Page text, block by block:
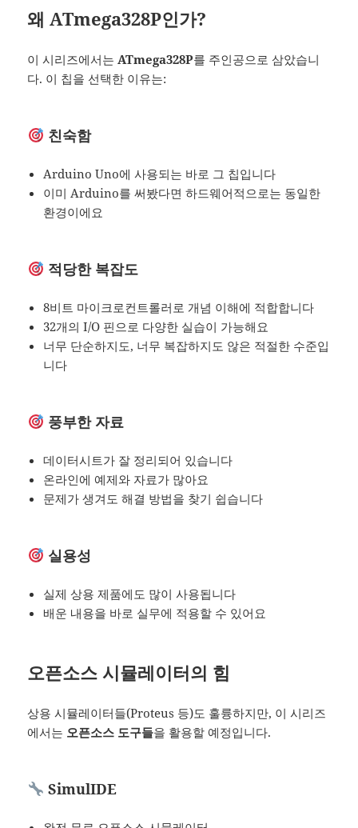
왜 ATmega328P인가?
이 시리즈에서는ATmega328P를 주인공으로 삼았습니
다. 이 칩을 선택한 이유는:
친숙함
Arduino Uno에 사용되는 바로 그 칩입니다
이미 Arduino를 써봤다면 하드웨어적으로는 동일한
환경이에요
적당한 복잡도
8비트 마이크로컨트롤러로 개념 이해에 적합합니다
32개의 I/O 핀으로 다양한 실습이 가능해요
너무 단순하지도, 너무 복잡하지도 않은 적절한 수준입
니다
풍부한 자료
데이터시트가 잘 정리되어 있습니다
온라인에 예제와 자료가 많아요
문제가 생겨도 해결 방법을 찾기 쉽습니다
실용성
실제 상용 제품에도 많이 사용됩니다
배운 내용을 바로 실무에 적용할 수 있어요
오픈소스 시뮬레이터의 힘
상용 시뮬레이터들(Proteus 등)도 훌륭하지만, 이 시리즈
에서는 오픈소스 도구들을 활용할 예정입니다.
SimulIDE